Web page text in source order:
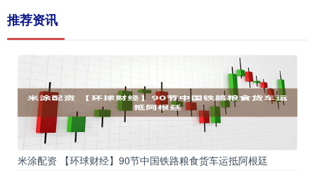
推荐资讯
米涂配资 【环球财经】90节中国铁路粮食货车运抵阿根廷